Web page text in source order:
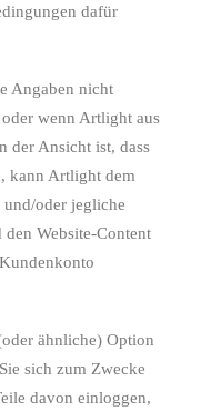
dafür
Angaben nicht
wenn Artlight aus
der Ansicht ist, dass
kann Artlight dem
oder jegliche
Website-Content
ähnliche) Option
sich zum Zwecke
davon einloggen,